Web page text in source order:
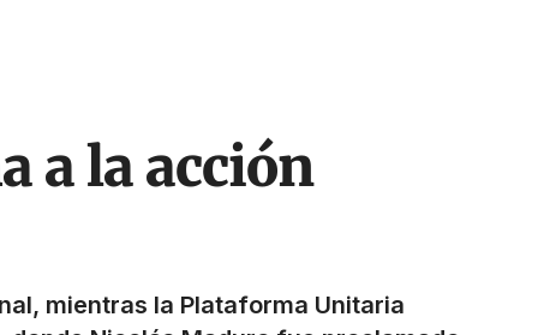
a la acción
mientras la Plataforma Unitaria